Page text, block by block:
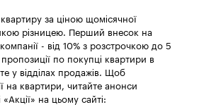
за ціною щомісячної
різницею. Перший внесок на
- від 10% з розстрочкою до 5
пропозиції по покупці квартири в
у відділах продажів. Щоб
на квартири, читайте анонси
на цьому сайті: